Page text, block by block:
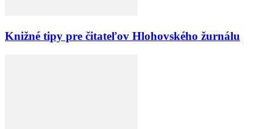
Knižné tipy pre čitateľov Hlohovského žurnálu